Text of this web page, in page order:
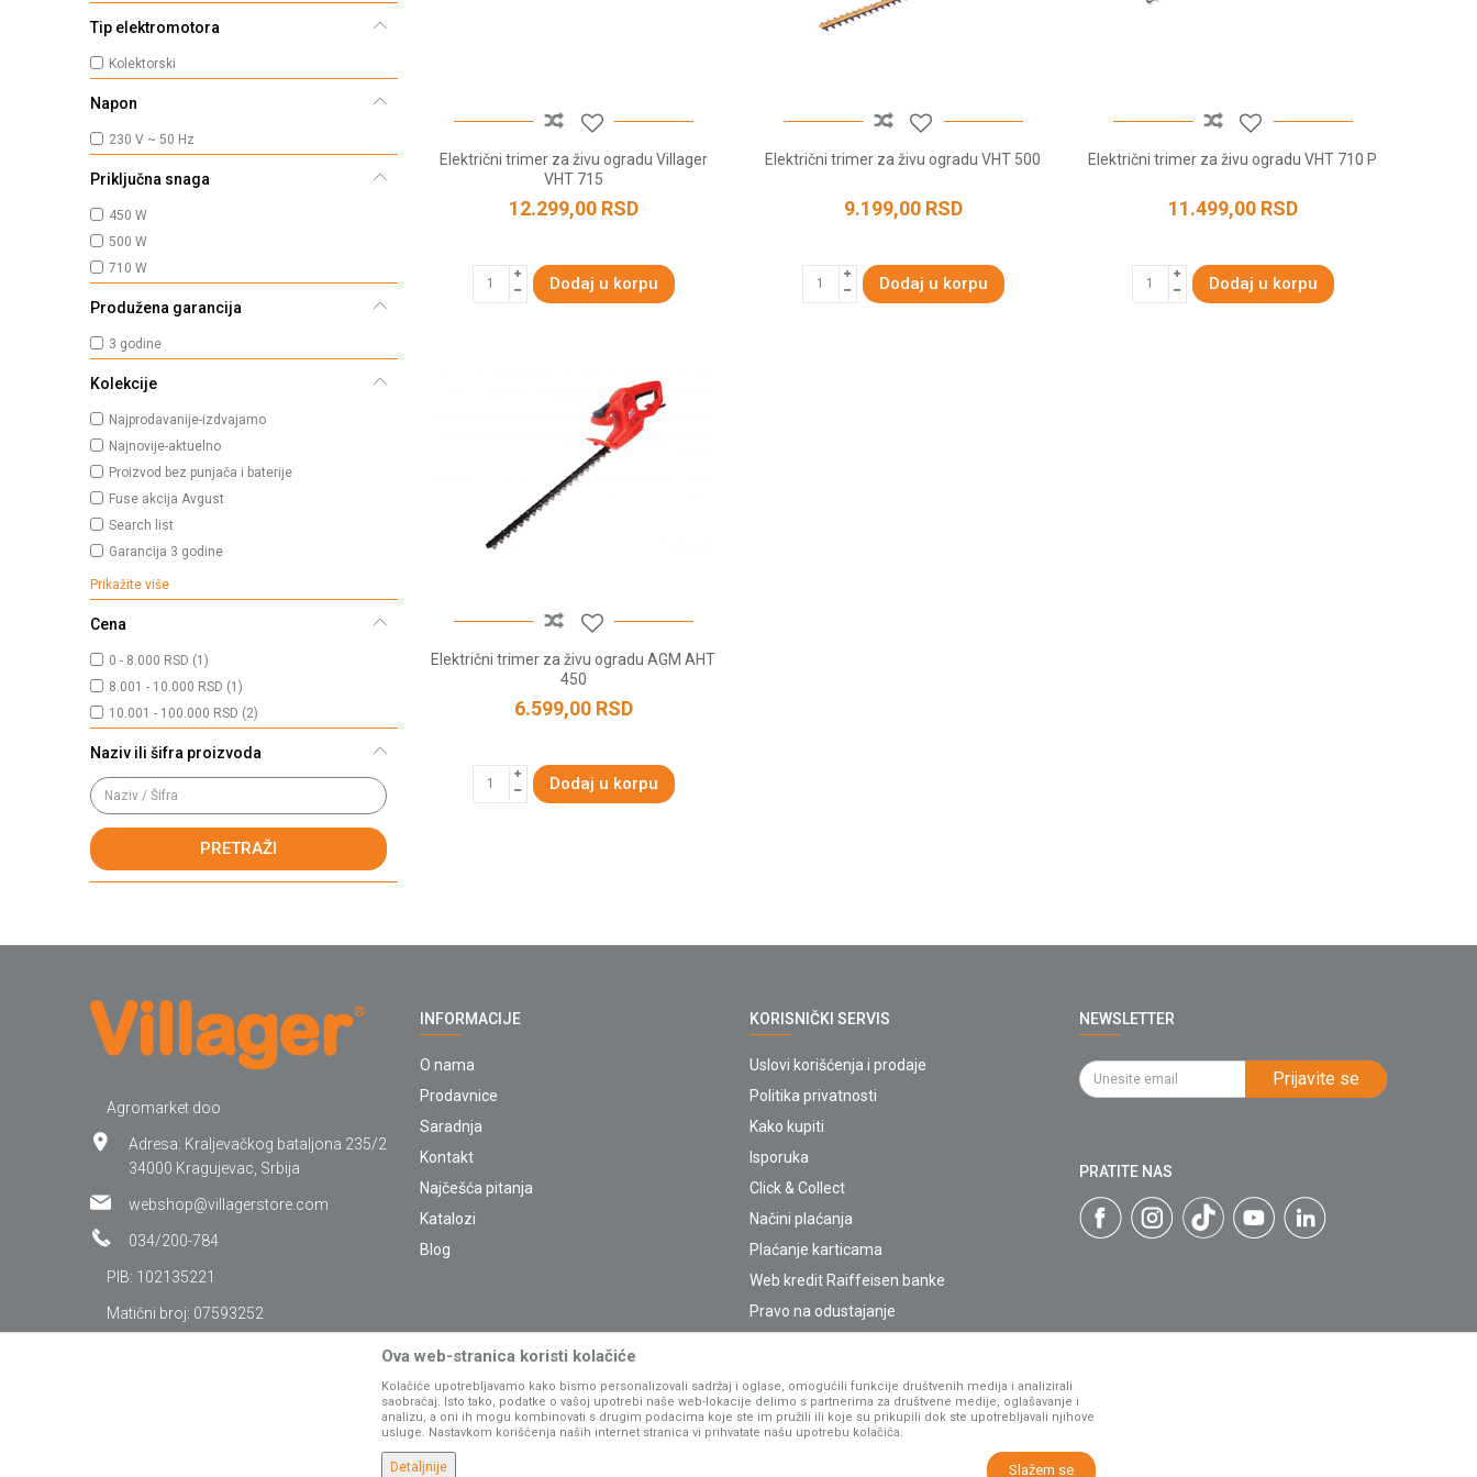
Tip elektromotora
Kolektorski
Napon
230 V ~ 50 Hz
Priključna snaga
450 W
500 W
710 W
Produžena garancija
3 godine
Kolekcije
Najprodavanije-izdvajamo
Najnovije-aktuelno
Proizvod bez punjača i baterije
Fuse akcija Avgust
Search list
Garancija 3 godine
Prikažite više
Cena
0 - 8.000 RSD (1)
8.001 - 10.000 RSD (1)
10.001 - 100.000 RSD (2)
Naziv ili šifra proizvoda
PRETRAŽI
Električni trimer za živu ogradu Villager
VHT 715
12.299,00 RSD
Dodaj u korpu
Električni trimer za živu ogradu VHT 500
9.199,00 RSD
Dodaj u korpu
Električni trimer za živu ogradu VHT 710 P
11.499,00 RSD
Dodaj u korpu
Električni trimer za živu ogradu AGM AHT
450
6.599,00 RSD
Dodaj u korpu
Agromarket doo
Adresa: Kraljevačkog bataljona 235/2
34000 Kragujevac, Srbija
webshop@villagerstore.com
034/200-784
PIB: 102135221
Matični broj: 07593252
INFORMACIJE
O nama
Prodavnice
Saradnja
Kontakt
Najčešća pitanja
Katalozi
Blog
KORISNIČKI SERVIS
Uslovi korišćenja i prodaje
Politika privatnosti
Kako kupiti
Isporuka
Click & Collect
Načini plaćanja
Plaćanje karticama
Web kredit Raiffeisen banke
Pravo na odustajanje
Zamena artikala
NEWSLETTER
Prijavite se
PRATITE NAS
Ova web-stranica koristi kolačiće
Kolačiće upotrebljavamo kako bismo personalizovali sadržaj i oglase, omogućili funkcije društvenih medija i analizirali
saobraćaj. Isto tako, podatke o vašoj upotrebi naše web-lokacije delimo s partnerima za društvene medije, oglašavanje i
analizu, a oni ih mogu kombinovati s drugim podacima koje ste im pružili ili koje su prikupili dok ste upotrebljavali njihove
usluge. Nastavkom korišćenja naših internet stranica vi prihvatate našu upotrebu kolačića.
Detaljnije Slažem se